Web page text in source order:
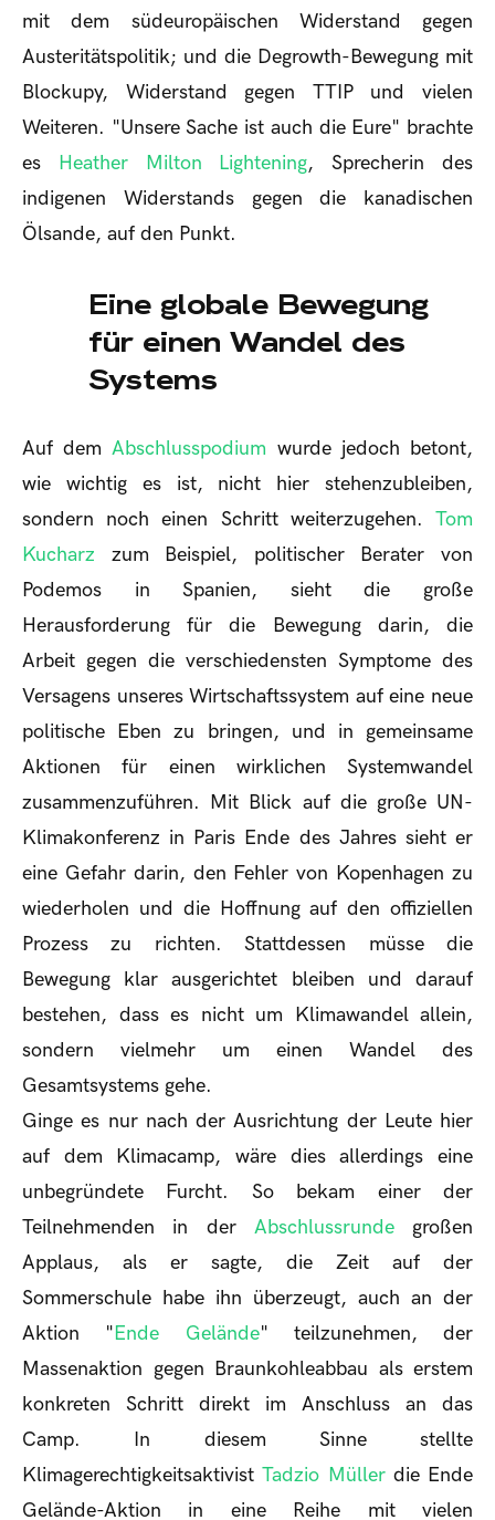
mit dem südeuropäischen Widerstand gegen
Austeritätspolitik; und die Degrowth-Bewegung mit
Blockupy, Widerstand gegen TTIP und vielen
Weiteren. "Unsere Sache ist auch die Eure" brachte
es
Heather Milton Lightening, Sprecherin des
indigenen Widerstands gegen die kanadischen
Ölsande, auf den Punkt.
Eine globale Bewegung
für einen Wandel des
Systems
Auf demAbschlusspodium wurde jedoch betont,
wie wichtig es ist, nicht hier stehenzubleiben,
sondern noch einen Schritt weiterzugehen. Tom
Kucharz zum Beispiel, politischer Berater von
Podemos in Spanien, sieht die große
Herausforderung für die Bewegung darin, die
Arbeit gegen die verschiedensten Symptome des
Versagens unseres Wirtschaftssystem auf eine neue
politische Eben zu bringen, und in gemeinsame
Aktionen für einen wirklichen Systemwandel
zusammenzuführen. Mit Blick auf die große UN-
Klimakonferenz in Paris Ende des Jahres sieht er
eine Gefahr darin, den Fehler von Kopenhagen zu
wiederholen und die Hoffnung auf den offiziellen
Prozess zu richten. Stattdessen müsse die
Bewegung klar ausgerichtet bleiben und darauf
bestehen, dass es nicht um Klimawandel allein,
sondern vielmehr um einen Wandel des
Gesamtsystems gehe.
Ginge es nur nach der Ausrichtung der Leute hier
auf dem Klimacamp, wäre dies allerdings eine
unbegründete Furcht. So bekam einer der
Teilnehmenden in der Abschlussrunde großen
Applaus, als er sagte, die Zeit auf der
Sommerschule habe ihn überzeugt, auch an der
Aktion "Ende Gelände" teilzunehmen, der
Massenaktion gegen Braunkohleabbau als erstem
konkreten Schritt direkt im Anschluss an das
Camp. In diesem Sinne stellte
KlimagerechtigkeitsaktivistTadzio Müller die Ende
Gelände-Aktion in eine Reihe mit vielen